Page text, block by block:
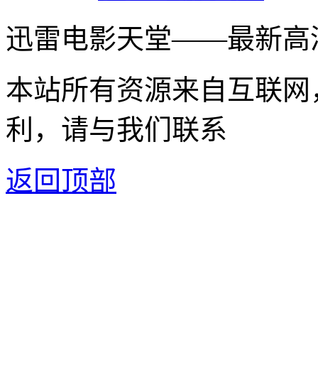
迅雷电影天堂——最新高
本站所有资源来自互联
利，请与我们联系
返回顶部